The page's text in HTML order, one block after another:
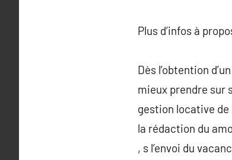
Plus d’infos à
Dès l’obtention
mieux prendre sur
gestion locative
la rédaction du
, s l’envoi du